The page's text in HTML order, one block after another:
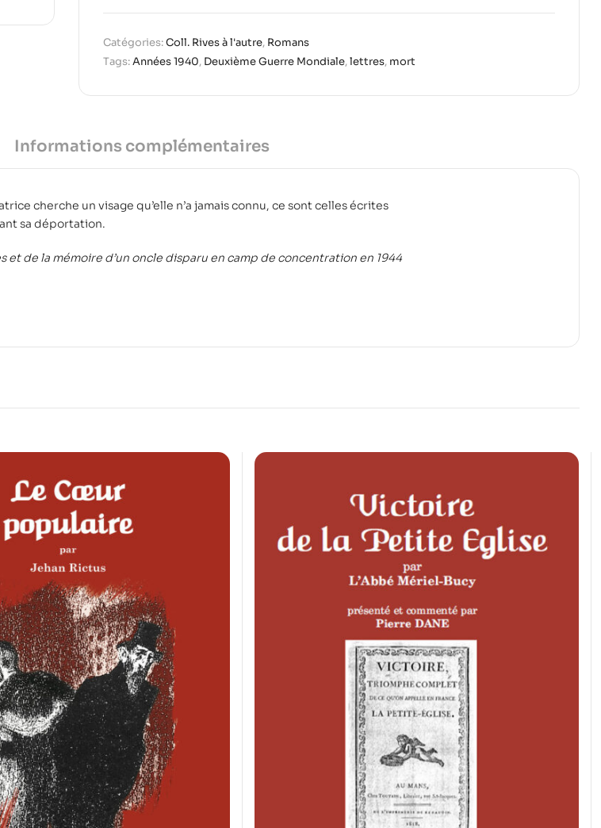
Catégories:Coll. Rives à l'autre, Romans
Tags:Années 1940, Deuxième Guerre Mondiale,lettres, mort
Informations complémentaires
cherche un visage qu’elle n’a jamais connu, ce sont celles écrites
sa déportation.
et de la mémoire d’un oncle disparu en camp de concentration en 1944